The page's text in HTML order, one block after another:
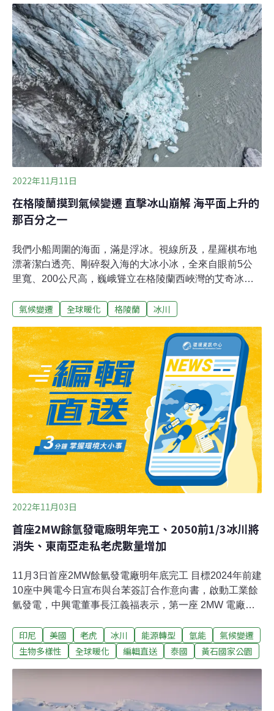
研究首先要進入實地，地質學者楊勇從上世紀80年代開始
考察研究青藏高原。 今年6月正在青藏高原考察的他，給
《中外對話》發來了去年和今年分別連續多月的考察筆
記，用第一手資料，展現了野外工作最原始記錄和青藏高
原在氣候變化下的狀態。
2022年11月11日
在格陵蘭摸到氣候變遷 直擊冰山崩解 海平面上升的
那百分之一
我們小船周圍的海面，滿是浮冰。視線所及，星羅棋布地
漂著潔白透亮、剛碎裂入海的大冰小冰，全來自眼前5公
里寬、200公尺高，巍峨聳立在格陵蘭西峽灣的艾奇冰
足以撼動海面的壯麗冰塊，捲起陣陣波濤，久久不能抑
邃的裂縫，在陽光照耀和海洋反射下，透出隱隱的藍光。
「八年前，艾奇冰川更大，比背後的山還寬。」船東萊拉
說。全球暖化下，如同艾奇冰川日日崩塌、退縮的場景，
散布在格陵蘭每個角落。格陵蘭，全球最大島，隸屬丹麥
但保有自治政府，面積是台灣60倍大，超過八成土地位於
北極圈，終年覆蓋冰原。全島5萬6000多人，密度世界最
低。西岸是少數宜居之處，擁有國際機場、觀光大城和漁
港。 夏天永晝，氣溫8、9度舒適涼爽，冬日永夜零下30、
40度，冰雪漫城。遺世獨立的極地島嶼，卻是氣候變遷的
「放大鏡」。全球氣溫平均上升1℃，北
氣候變遷 全球暖化 格陵蘭 冰川
2022年11月03日
首座2MW餘氫發電廠明年完工、2050前1/3冰川將
消失、東南亞走私老虎數量增加
11月3日首座2MW餘氫發電廠明年底完工 目標2024年前建
10座中興電今日宣布與台苯簽訂合作意向書，啟動工業餘
氫發電，中興電董事長江義福表示，第一座 2MW 電廠將
最大裝置容量為 20MW。江義福指出，中興電將以粗氫提
純系統、氫能發電系統與智慧微電網系統，結合台苯產出
商轉 年發十億度電繼去年首座海上電場離岸風電一期加入
印尼 美國 老虎 冰川 能源轉型 氫能
氣候變遷
生物多樣性
全球暖化 編輯直送 泰國 黃石國家公園